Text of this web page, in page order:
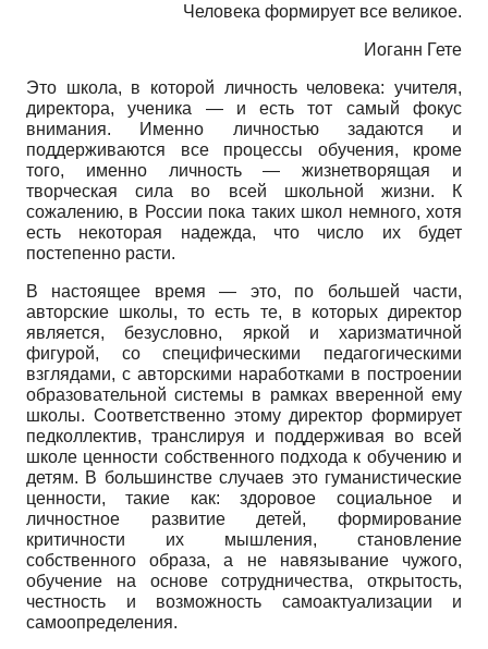
Человека формирует все великое.
Иоганн Гете
Это школа, в которой личность человека: учителя,
директора, ученика — и есть тот самый фокус
внимания. Именно личностью задаются и
поддерживаются все процессы обучения, кроме
того, именно личность — жизнетворящая и
творческая сила во всей школьной жизни. К
сожалению, в России пока таких школ немного, хотя
есть некоторая надежда, что число их будет
постепенно расти.
В настоящее время — это, по большей части,
авторские школы, то есть те, в которых директор
является, безусловно, яркой и харизматичной
фигурой, со специфическими педагогическими
взглядами, с авторскими наработками в построении
образовательной системы в рамках вверенной ему
школы. Соответственно этому директор формирует
педколлектив, транслируя и поддерживая во всей
школе ценности собственного подхода к обучению и
детям. В большинстве случаев это гуманистические
ценности, такие как: здоровое социальное и
личностное развитие детей, формирование
критичности их мышления, становление
собственного образа, а не навязывание чужого,
обучение на основе сотрудничества, открытость,
честность и возможность самоактуализации и
самоопределения.